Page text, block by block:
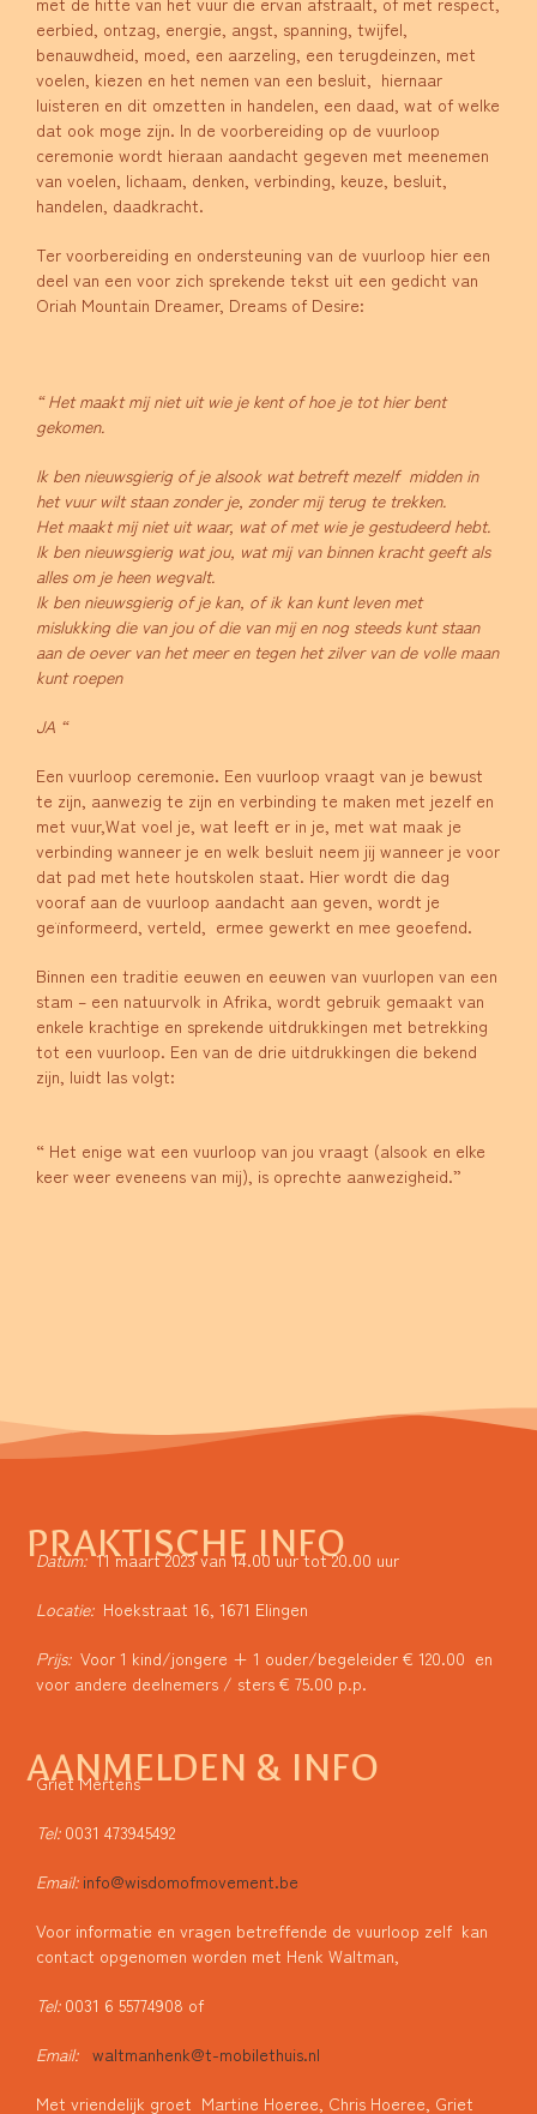
Een vuurloop ceremonie. Een vuurloop vraagt van je bewust
te zijn, aanwezig te zijn en verbinding te maken met jezelf en
met vuur,Wat voel je, wat leeft er in je, met wat maak je
verbinding wanneer je en welk besluit neem jij wanneer je voor
dat pad met hete houtskolen staat. Hier wordt die dag
vooraf aan de vuurloop aandacht aan geven, wordt je
geïnformeerd, verteld, ermee gewerkt en mee geoefend.
Binnen een traditie eeuwen en eeuwen van vuurlopen van een
stam – een natuurvolk in Afrika, wordt gebruik gemaakt van
enkele krachtige en sprekende uitdrukkingen met betrekking
tot een vuurloop. Een van de drie uitdrukkingen die bekend
zijn, luidt las volgt:
“ Het enige wat een vuurloop van jou vraagt (alsook en elke
keer weer eveneens van mij), is oprechte aanwezigheid.”
eerbied, ontzag, energie, angst, spanning, twijfel,
benauwdheid, moed, een aarzeling, een terugdeinzen, met
voelen, kiezen en het nemen van een besluit, hiernaar
luisteren en dit omzetten in handelen, een daad, wat of welke
dat ook moge zijn. In de voorbereiding op de vuurloop
ceremonie wordt hieraan aandacht gegeven met meenemen
van voelen, lichaam, denken, verbinding, keuze, besluit,
handelen, daadkracht.
Ter voorbereiding en ondersteuning van de vuurloop hier een
deel van een voor zich sprekende tekst uit een gedicht van
Oriah Mountain Dreamer, Dreams of Desire:
“ Het maakt mij niet uit wie je kent of hoe je tot hier bent
gekomen.
Ik ben nieuwsgierig of je alsook wat betreft mezelf midden in
het vuur wilt staan zonder je, zonder mij terug te trekken.
Het maakt mij niet uit waar, wat of met wie je gestudeerd hebt.
Ik ben nieuwsgierig wat jou, wat mij van binnen kracht geeft als
alles om je heen wegvalt.
Ik ben nieuwsgierig of je kan, of ik kan kunt leven met
mislukking die van jou of die van mij en nog steeds kunt staan
aan de oever van het meer en tegen het zilver van de volle maan
kunt roepen
JA “
PRAKTISCHE INFO
Datum:11 maart 2023 van 14.00 uur tot 20.00 uur
Locatie:Hoekstraat 16, 1671 Elingen
Prijs:Voor 1 kind/jongere + 1 ouder/begeleider € 120.00 en
voor andere deelnemers / sters € 75.00 p.p.
AANMELDEN & INFO
Griet Mertens
Tel:0031 473945492
Email: info@wisdomofmovement.be
Voor informatie en vragen betreffende de vuurloop zelf kan
contact opgenomen worden met Henk Waltman,
Tel:0031 6 55774908 of
Email: waltmanhenk@t-mobilethuis.nl
Met vriendelijk groet Martine Hoeree, Chris Hoeree, Griet